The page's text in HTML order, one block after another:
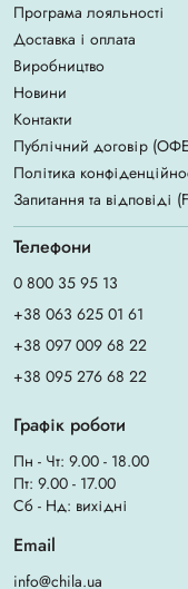
Програма лояльності
Доставка і оплата
Виробництво
Новини
Контакти
Публічний договір
Політика
Запитання та відповіді
Телефони
0 800 35 95 13
+38 063 625 01 61
+38 097 009 68 22
+38 095 276 68 22
Графік роботи
Пн - Чт: 9.00 - 18.00
Пт: 9.00 - 17.00
Сб - Нд: вихідні
Email
info@chila.ua